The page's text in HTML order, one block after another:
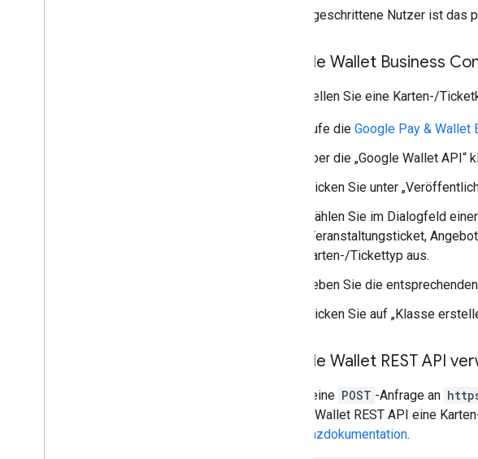
Für fortgeschrittene Nutzer ist
Google Wallet Business
So erstellen Sie eine Karten-/
Rufe die Google Pay & Wallet
Über die „Google Wallet
Klicken Sie unter
Wählen Sie im Dialogfeld
(Veranstaltungsticket,
Karten-/Tickettyp aus.
Geben Sie die
Klicken Sie auf „Klasse
Google Wallet REST API
Sende eine POST -Anfrage an
Google Wallet REST API eine
Referenzdokumentation.